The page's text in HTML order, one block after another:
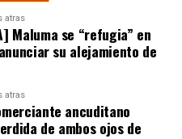
su padre, Fernando,
a Santiago para
mejor que Camila
de quien comparte su
las “pequeñas
atras
Maluma se “refugia” en
su alejamiento de
atras
ancuditano
de ambos ojos de